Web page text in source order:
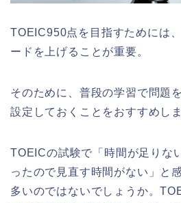
TOEIC950点を目指すためには
ードを上げることが重要。
そのために、普段の学習で問題
設定しておくことをおすすめしま
TOEICの試験で「時間が足りな
ったので見直す時間がない」と
多いのではないでしょうか。